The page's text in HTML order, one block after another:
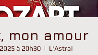
mon amour
à 20h30
  |
L'Astral